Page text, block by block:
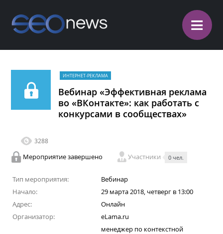
≡
ИНТЕРНЕТ-РЕКЛАМА
Вебинар «Эффективная реклама
во «ВКонтакте»: как работать с
конкурсами в сообществах»
3288
Мероприятие завершено Участники 0 чел.
Тип мероприятия:
Вебинар
Начало:
29 марта 2018, четверг в 13:00
Адрес:
Онлайн
Организатор:
eLama.ru
менеджер по контекстной